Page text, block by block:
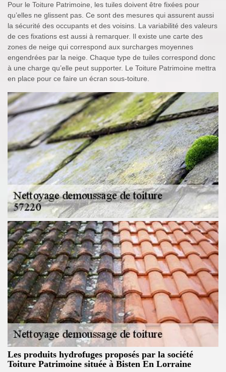
Pour le Toiture Patrimoine, les tuiles doivent être fixées pour
qu’elles ne glissent pas. Ce sont des mesures qui assurent aussi
la sécurité des occupants et des voisins. La variabilité des valeurs
de ces fixations est aussi à remarquer. Il existe une carte des
zones de neige qui correspond aux surcharges moyennes
engendrées par la neige. Chaque type de tuiles correspond donc
à une charge qu’elle peut supporter. Le Toiture Patrimoine mettra
en place pour ce faire un écran sous-toiture.
Les produits hydrofuges proposés par la société
Toiture Patrimoine située à Bisten En Lorraine